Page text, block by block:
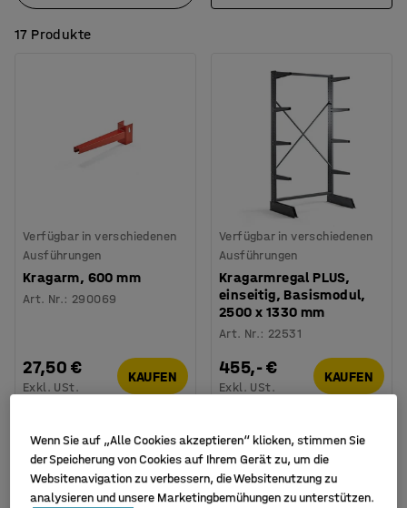
17 Produkte
Verfügbar in verschiedenen
Ausführungen
Kragarm, 600 mm
Art. Nr.: 290069
27,50 €
Exkl. USt.
KAUFEN
Verfügbar in verschiedenen
Ausführungen
Kragarmregal PLUS,
einseitig, Basismodul,
2500 x 1330 mm
Art. Nr.: 22531
455,- €
Exkl. USt.
KAUFEN
Wenn Sie auf „Alle Cookies akzeptieren“ klicken, stimmen Sie
der Speicherung von Cookies auf Ihrem Gerät zu, um die
Websitenavigation zu verbessern, die Websitenutzung zu
analysieren und unsere Marketingbemühungen zu unterstützen.